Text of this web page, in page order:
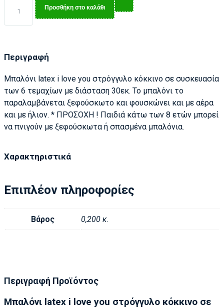
Προσθήκη στο καλάθι
Περιγραφή
Μπαλόνι latex i love you στρόγγυλο κόκκινο σε συσκευασία
των 6 τεμαχίων με διάσταση 30εκ. Το μπαλόνι το
παραλαμβάνεται ξεφούσκωτο και φουσκώνει και με αέρα
και με ήλιον. * ΠΡΟΣΟΧΗ ! Παιδιά κάτω των 8 ετών μπορεί
να πνιγούν με ξεφούσκωτα ή σπασμένα μπαλόνια.
Χαρακτηριστικά
Επιπλέον πληροφορίες
Βάρος 0,200 κ.
Περιγραφή Προϊόντος
Μπαλόνι latex i love you στρόγγυλο κόκκινο σε